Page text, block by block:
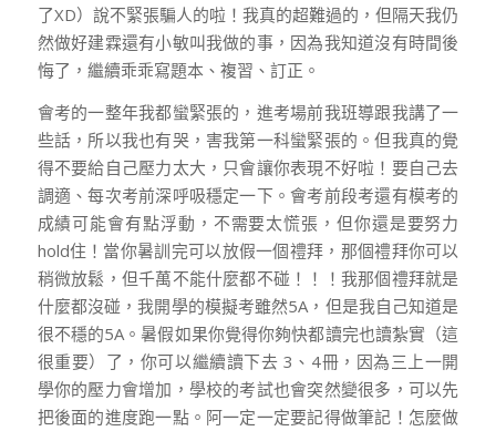
了XD）說不緊張騙人的啦！我真的超難過的，但隔天我仍
然做好建霖還有小敏叫我做的事，因為我知道沒有時間後
悔了，繼續乖乖寫題本、複習、訂正。
會考的一整年我都蠻緊張的，進考場前我班導跟我講了一
些話，所以我也有哭，害我第一科蠻緊張的。但我真的覺
得不要給自己壓力太大，只會讓你表現不好啦！要自己去
調適、每次考前深呼吸穩定一下。會考前段考還有模考的
成績可能會有點浮動，不需要太慌張，但你還是要努力
hold住！當你暑訓完可以放假一個禮拜，那個禮拜你可以
稍微放鬆，但千萬不能什麼都不碰！！！我那個禮拜就是
什麼都沒碰，我開學的模擬考雖然5A，但是我自己知道是
很不穩的5A。暑假如果你覺得你夠快都讀完也讀紮實（這
很重要）了，你可以繼續讀下去 3、4冊，因為三上一開
學你的壓力會增加，學校的考試也會突然變很多，可以先
把後面的進度跑一點。阿一定一定要記得做筆記！怎麼做